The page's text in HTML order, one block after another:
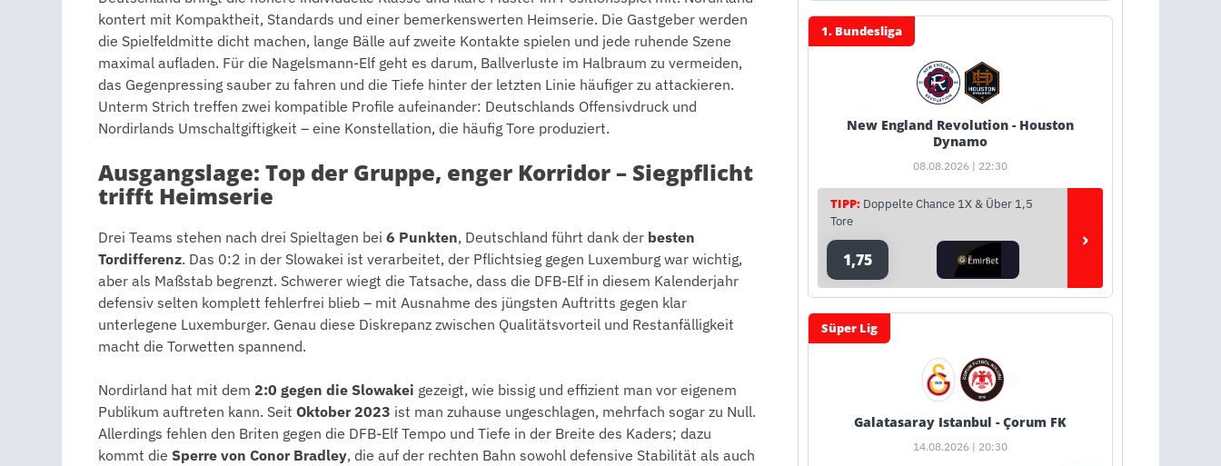
kontert mit Kompaktheit, Standards und einer bemerkenswerten Heimserie. Die Gastgeber werden
die Spielfeldmitte dicht machen, lange Bälle auf zweite Kontakte spielen und jede ruhende Szene
maximal aufladen. Für die Nagelsmann-Elf geht es darum, Ballverluste im Halbraum zu vermeiden,
das Gegenpressing sauber zu fahren und die Tiefe hinter der letzten Linie häufiger zu attackieren.
Unterm Strich treffen zwei kompatible Profile aufeinander: Deutschlands Offensivdruck und
Nordirlands Umschaltgiftigkeit – eine Konstellation, die häufig Tore produziert.
Ausgangslage: Top der Gruppe, enger Korridor – Siegpflicht
trifft Heimserie
Drei Teams stehen nach drei Spieltagen bei 6 Punkten, Deutschland führt dank der besten
Tordifferenz. Das 0:2 in der Slowakei ist verarbeitet, der Pflichtsieg gegen Luxemburg war wichtig,
aber als Maßstab begrenzt. Schwerer wiegt die Tatsache, dass die DFB-Elf in diesem Kalenderjahr
defensiv selten komplett fehlerfrei blieb – mit Ausnahme des jüngsten Auftritts gegen klar
unterlegene Luxemburger. Genau diese Diskrepanz zwischen Qualitätsvorteil und Restanfälligkeit
macht die Torwetten spannend.
Nordirland hat mit dem 2:0 gegen die Slowakei gezeigt, wie bissig und effizient man vor eigenem
Publikum auftreten kann. Seit Oktober 2023 ist man zuhause ungeschlagen, mehrfach sogar zu Null.
Allerdings fehlen den Briten gegen die DFB-Elf Tempo und Tiefe in der Breite des Kaders; dazu
kommt die Sperre von Conor Bradley, die auf der rechten Bahn sowohl defensive Stabilität als auch
1. Bundesliga
New England Revolution - Houston
Dynamo
08.08.2026 | 22:30
TIPP: Doppelte Chance 1X & Über 1,5
Tore
1,75
›
Süper Lig
Galatasaray Istanbul - Çorum FK
14.08.2026 | 20:30